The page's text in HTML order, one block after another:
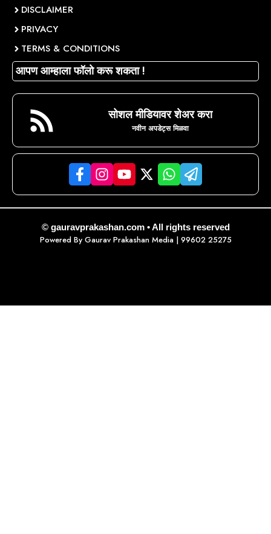
DISCLAIMER
PRIVACY
TERMS & CONDITIONS
आपण आम्हाला फॉलो करू शकता !
सोशल मीडियावर शेअर करा
नवीन अपडेट्स मिळवा
© gauravprakashan.com • All rights reserved
Powered By Gaurav Prakashan Media| 99602 25275